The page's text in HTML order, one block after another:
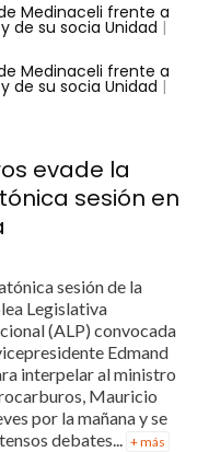
Medinaceli frente a
de su socia Unidad |
Medinaceli frente a
de su socia Unidad |
evade la
sesión en
sesión de la
Legislativa
(ALP) convocada
Edmand
interpelar al ministro
Mauricio
por la mañana y se
debates... + más